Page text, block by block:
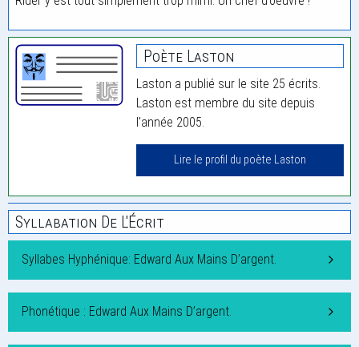
Poète Laston
Laston a publié sur le site 25 écrits.
Laston est membre du site depuis
l'année 2005.
Lire le profil du poète Laston
Syllabation De L'Écrit
Syllabes Hyphénique: Edward Aux Mains D’argent.
Phonétique : Edward Aux Mains D’argent.